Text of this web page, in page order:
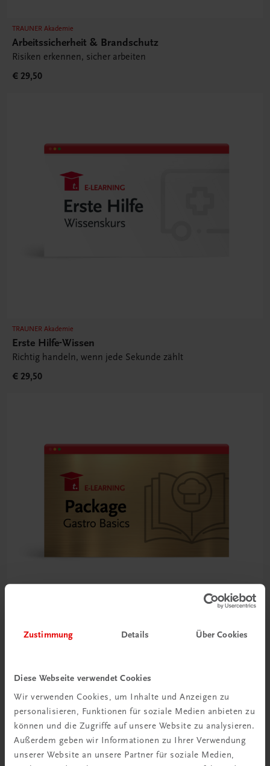
Zustimmung Details Über Cookies
Diese Webseite verwendet Cookies
Wir verwenden Cookies, um Inhalte und Anzeigen zu
personalisieren, Funktionen für soziale Medien anbieten zu
können und die Zugriffe auf unsere Website zu analysieren.
Außerdem geben wir Informationen zu Ihrer Verwendung
unserer Website an unsere Partner für soziale Medien,
TRAUNER Akademie
Arbeitssicherheit & Brandschutz
Risiken erkennen, sicher arbeiten
€ 29,50
TRAUNER Akademie
Erste Hilfe-Wissen
Richtig handeln, wenn jede Sekunde zählt
€ 29,50
TRAUNER Akademie
Gastro Basics – Package
SPAREN SIE MEHR ALS 20%
€ 89,50